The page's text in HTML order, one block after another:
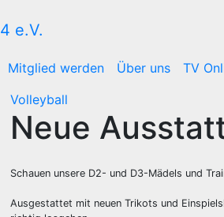
Mitglied werden Über uns TV
Volleyball
Neue
Schauen unsere D2- und D3-Mädels und
Ausgestattet mit neuen Trikots und